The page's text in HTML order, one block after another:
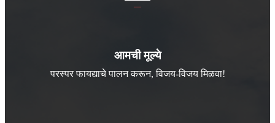
आमची मूल्ये
परस्पर फायद्याचे पालन करून, विजय-विजय मिळवा!